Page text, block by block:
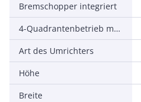
Bremschopper integriert
4-Quadrantenbetrieb möglich
Art des Umrichters
Höhe
Breite